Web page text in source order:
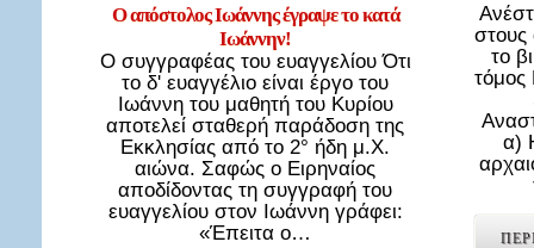
Ο απόστολος Ιωάννης έγραψε το κατά
Ιωάννην!
Ο συγγραφέας του ευαγγελίου Ότι
το δ' ευαγγέλιο είναι έργο του
Ιωάννη του μαθητή του Κυρίου
αποτελεί σταθερή παράδοση της
Εκκλησίας από το 2° ήδη μ.Χ.
αιώνα. Σαφώς ο Ειρηναίος
αποδίδοντας τη συγγραφή του
ευαγγελίου στον Ιωάννη γράφει:
«Έπειτα ο…
στους
το
α)